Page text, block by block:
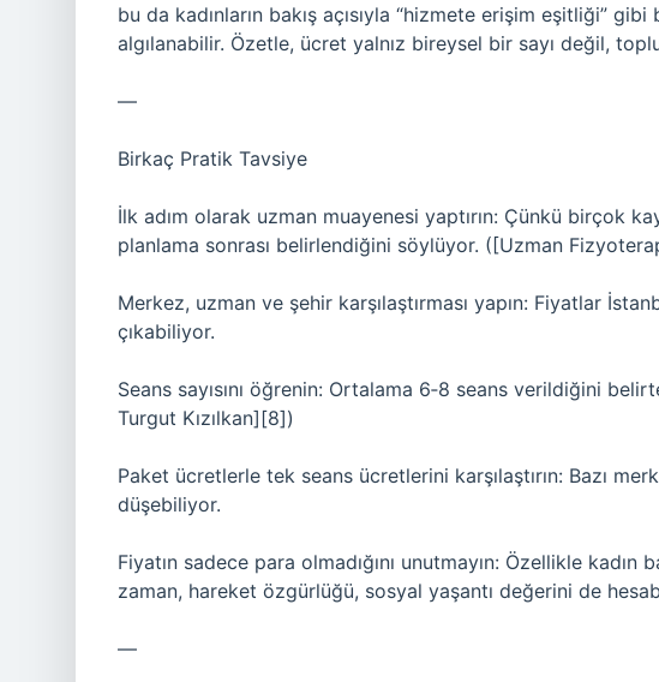
bu da kadınların bakış açısıyla “hizmete erişim eşitliği”
algılanabilir. Özetle, ücret yalnız bireysel bir sayı değil,
—
Birkaç Pratik Tavsiye
İlk adım olarak uzman muayenesi yaptırın: Çünkü birçok
planlama sonrası belirlendiğini söylüyor. ([Uzman
Merkez, uzman ve şehir karşılaştırması yapın: Fiyatlar
çıkabiliyor.
Seans sayısını öğrenin: Ortalama 6‑8 seans verildiğini
Turgut Kızılkan][8])
Paket ücretlerle tek seans ücretlerini karşılaştırın: Bazı
düşebiliyor.
Fiyatın sadece para olmadığını unutmayın: Özellikle kadın
zaman, hareket özgürlüğü, sosyal yaşantı değerini de
—